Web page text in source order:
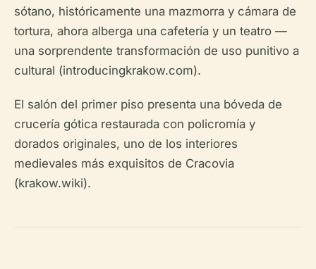
sótano, históricamente una mazmorra y cámara de
tortura, ahora alberga una cafetería y un teatro —
una sorprendente transformación de uso punitivo a
cultural (introducingkrakow.com).
El salón del primer piso presenta una bóveda de
crucería gótica restaurada con policromía y
dorados originales, uno de los interiores
medievales más exquisitos de Cracovia
(krakow.wiki).